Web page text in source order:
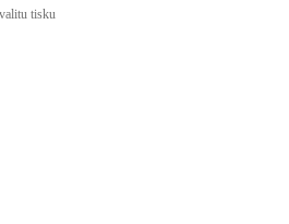
tisku